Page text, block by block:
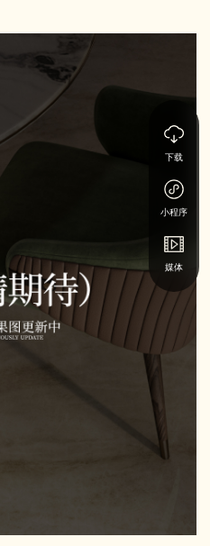
下载
小程序
媒体